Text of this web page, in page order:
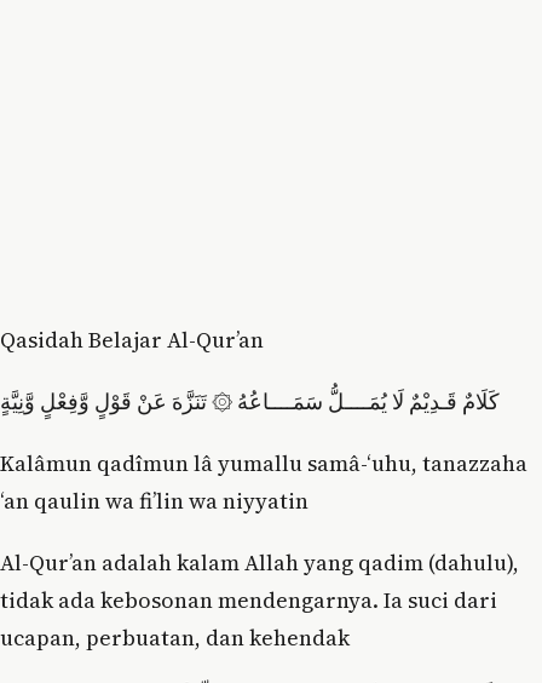
Qasidah Belajar Al-Qur’an
كَلَامٌ قَـدِيْمٌ لَا يُمَــــلُّ سَمَــــاعُهُ ۞ تَنَزَّهَ عَنْ قَوْلٍ وَّفِعْلٍ وَّنِيَّةٍ
Kalâmun qadîmun lâ yumallu samâ-‘uhu, tanazzaha
‘an qaulin wa fi’lin wa niyyatin
Al-Qur’an adalah kalam Allah yang qadim (dahulu),
tidak ada kebosonan mendengarnya. Ia suci dari
ucapan, perbuatan, dan kehendak